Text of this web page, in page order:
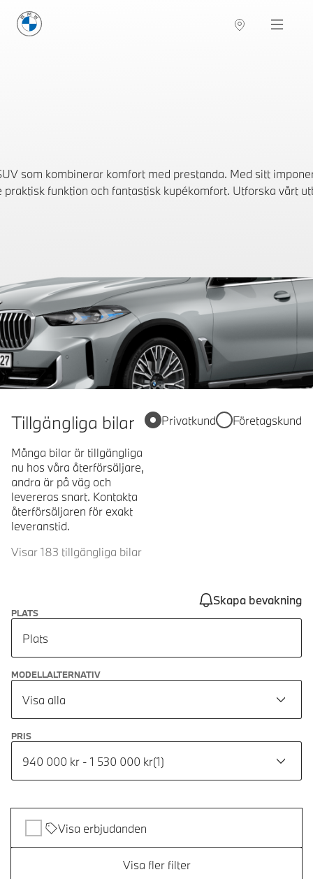
BMW Sverige Navigation
som kombinerar komfort med prestanda. Med sitt
funktion och fantastisk kupékomfort. Utforska vårt
Tillgängliga bilar
Många bilar är tillgängliga
nu hos våra återförsäljare,
andra är på väg och
levereras snart. Kontakta
återförsäljaren för exakt
leveranstid.
Visar 183 tillgängliga bilar
Privatkund Företagskund
Skapa bevakning
PLATS
Plats
MODELLALTERNATIV
Visa alla
PRIS
940 000 kr - 1 530 000 kr(1)
Visa erbjudanden
Visa fler filter